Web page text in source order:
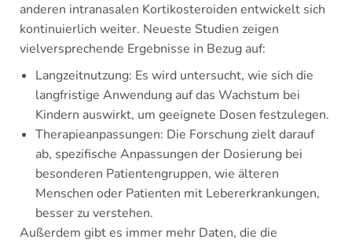
anderen intranasalen Kortikosteroiden entwickelt sich
kontinuierlich weiter. Neueste Studien zeigen
vielversprechende Ergebnisse in Bezug auf:
Langzeitnutzung: Es wird untersucht, wie sich die
langfristige Anwendung auf das Wachstum bei
Kindern auswirkt, um geeignete Dosen festzulegen.
Therapieanpassungen: Die Forschung zielt darauf
ab, spezifische Anpassungen der Dosierung bei
besonderen Patientengruppen, wie älteren
Menschen oder Patienten mit Lebererkrankungen,
besser zu verstehen.
Außerdem gibt es immer mehr Daten, die die